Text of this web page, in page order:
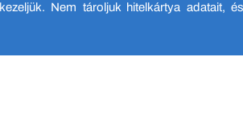
Nem tároljuk hitelkártya adatait,